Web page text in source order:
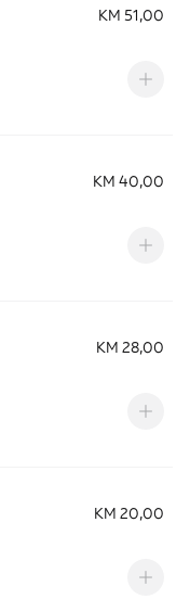
KM 51,00
KM 40,00
KM 28,00
KM 20,00